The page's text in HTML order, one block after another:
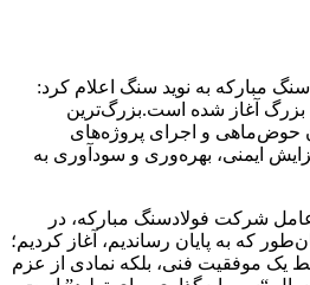
مبارکه به نوید سنگ اعلام کرد:
بزرگ آغاز شده است.بزرگ‌ترین
حوض‌ماهی و اجرای پروژه‌های
ایمنی، بهره‌وری و سودآوری به
شرکت فولادسنگ مبارکه، در
که به پایان رساندیم، آغاز کردیم؛
یک موفقیت فنی، بلکه نمادی از عزم